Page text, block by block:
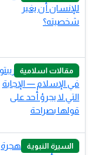
مقالات اسلامية
السيرة النبوية